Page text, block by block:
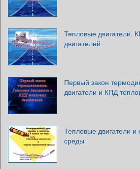
Тепловые двигатели.
двигателей
Первый закон
двигатели и КПД
Тепловые двигатели
среды